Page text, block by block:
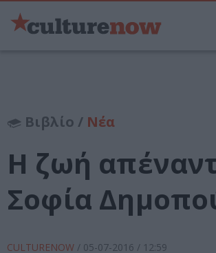
Βιβλίο / Νέα
Η ζωή
Σοφία
CULTURENOW / 05-07-2016 / 12:59